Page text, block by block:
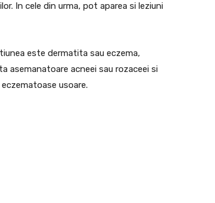
In cele din urma, pot aparea si leziuni
este dermatita sau eczema,
asemanatoare acneei sau rozaceei si
usoare.